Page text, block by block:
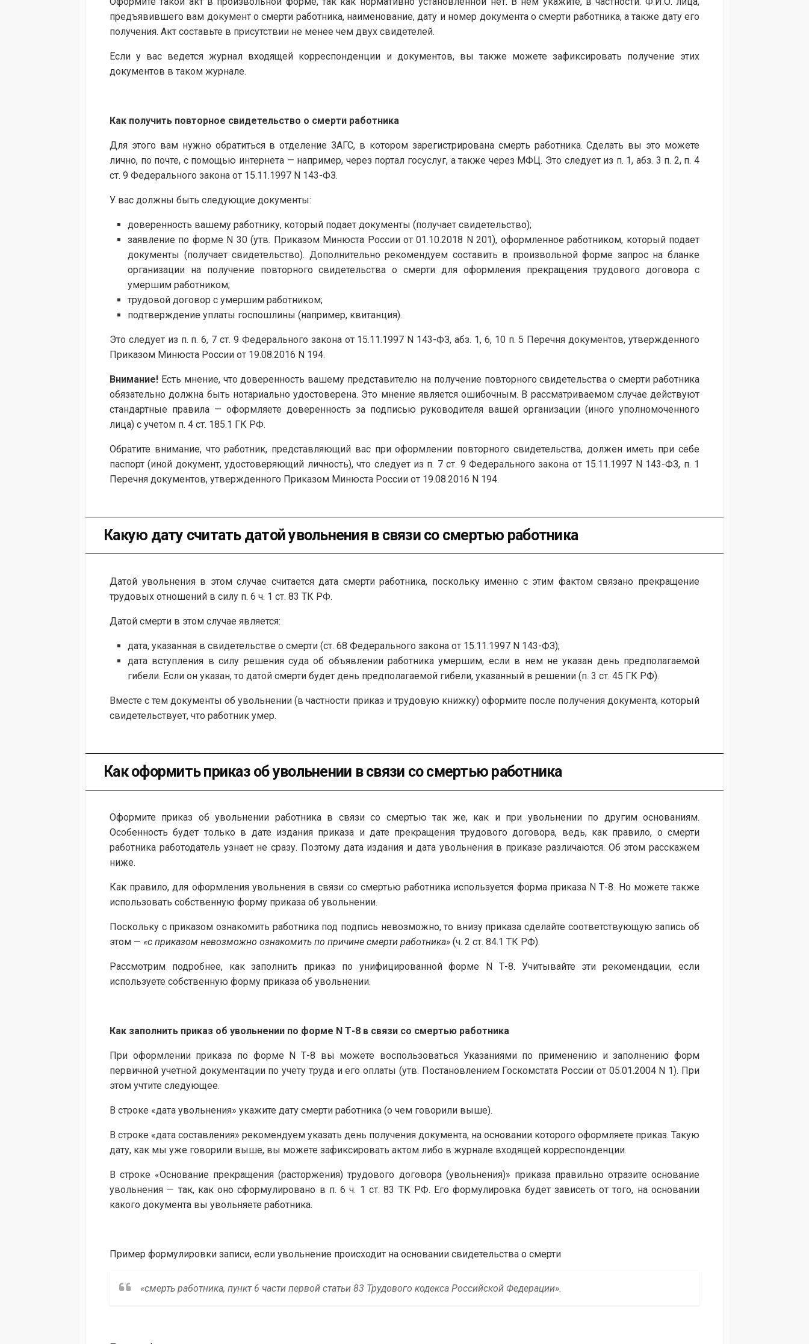
предъявившего вам документ о смерти работника, наименование, дату и номер документа о смерти работника, а также дату его
получения. Акт составьте в присутствии не менее чем двух свидетелей.
Если у вас ведется журнал входящей корреспонденции и документов, вы также можете зафиксировать получение этих
документов в таком журнале.
Как получить повторное свидетельство о смерти работника
Для этого вам нужно обратиться в отделение ЗАГС, в котором зарегистрирована смерть работника. Сделать вы это можете
лично, по почте, с помощью интернета — например, через портал госуслуг, а также через МФЦ. Это следует из п. 1, абз. 3 п. 2, п. 4
ст. 9 Федерального закона от 15.11.1997 N 143-ФЗ.
У вас должны быть следующие документы:
доверенность вашему работнику, который подает документы (получает свидетельство);
заявление по форме N 30 (утв. Приказом Минюста России от 01.10.2018 N 201), оформленное работником, который подает
документы (получает свидетельство). Дополнительно рекомендуем составить в произвольной форме запрос на бланке
организации на получение повторного свидетельства о смерти для оформления прекращения трудового договора с
умершим работником;
трудовой договор с умершим работником;
подтверждение уплаты госпошлины (например, квитанция).
Это следует из п. п. 6, 7 ст. 9 Федерального закона от 15.11.1997 N 143-ФЗ, абз. 1, 6, 10 п. 5 Перечня документов, утвержденного
Приказом Минюста России от 19.08.2016 N 194.
Внимание! Есть мнение, что доверенность вашему представителю на получение повторного свидетельства о смерти работника
обязательно должна быть нотариально удостоверена. Это мнение является ошибочным. В рассматриваемом случае действуют
стандартные правила — оформляете доверенность за подписью руководителя вашей организации (иного уполномоченного
лица) с учетом п. 4 ст. 185.1 ГК РФ.
Обратите внимание, что работник, представляющий вас при оформлении повторного свидетельства, должен иметь при себе
паспорт (иной документ, удостоверяющий личность), что следует из п. 7 ст. 9 Федерального закона от 15.11.1997 N 143-ФЗ, п. 1
Перечня документов, утвержденного Приказом Минюста России от 19.08.2016 N 194.
Какую дату считать датой увольнения в связи со смертью работника
Датой увольнения в этом случае считается дата смерти работника, поскольку именно с этим фактом связано прекращение
трудовых отношений в силу п. 6 ч. 1 ст. 83 ТК РФ.
Датой смерти в этом случае является:
дата, указанная в свидетельстве о смерти (ст. 68 Федерального закона от 15.11.1997 N 143-ФЗ);
дата вступления в силу решения суда об объявлении работника умершим, если в нем не указан день предполагаемой
гибели. Если он указан, то датой смерти будет день предполагаемой гибели, указанный в решении (п. 3 ст. 45 ГК РФ).
Вместе с тем документы об увольнении (в частности приказ и трудовую книжку) оформите после получения документа, который
свидетельствует, что работник умер.
Как оформить приказ об увольнении в связи со смертью работника
Оформите приказ об увольнении работника в связи со смертью так же, как и при увольнении по другим основаниям.
Особенность будет только в дате издания приказа и дате прекращения трудового договора, ведь, как правило, о смерти
работника работодатель узнает не сразу. Поэтому дата издания и дата увольнения в приказе различаются. Об этом расскажем
ниже.
Как правило, для оформления увольнения в связи со смертью работника используется форма приказа N Т-8. Но можете также
использовать собственную форму приказа об увольнении.
Поскольку с приказом ознакомить работника под подпись невозможно, то внизу приказа сделайте соответствующую запись об
этом — «с приказом невозможно ознакомить по причине смерти работника» (ч. 2 ст. 84.1 ТК РФ).
Рассмотрим подробнее, как заполнить приказ по унифицированной форме N Т-8. Учитывайте эти рекомендации, если
используете собственную форму приказа об увольнении.
Как заполнить приказ об увольнении по форме N Т-8 в связи со смертью работника
При оформлении приказа по форме N Т-8 вы можете воспользоваться Указаниями по применению и заполнению форм
первичной учетной документации по учету труда и его оплаты (утв. Постановлением Госкомстата России от 05.01.2004 N 1). При
этом учтите следующее.
В строке «дата увольнения» укажите дату смерти работника (о чем говорили выше).
В строке «дата составления» рекомендуем указать день получения документа, на основании которого оформляете приказ. Такую
дату, как мы уже говорили выше, вы можете зафиксировать актом либо в журнале входящей корреспонденции.
В строке «Основание прекращения (расторжения) трудового договора (увольнения)» приказа правильно отразите основание
увольнения — так, как оно сформулировано в п. 6 ч. 1 ст. 83 ТК РФ. Его формулировка будет зависеть от того, на основании
какого документа вы увольняете работника.
Пример формулировки записи, если увольнение происходит на основании свидетельства о смерти
«смерть работника, пункт 6 части первой статьи 83 Трудового кодекса Российской Федерации».